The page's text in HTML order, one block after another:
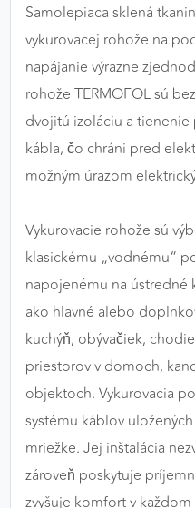
Samolepiaca sklená
vykurovacej rohože na
napájanie výrazne
rohože TERMOFOL sú
dvojitú izoláciu a
kábla, čo chráni pred
možným úrazom
Vykurovacie rohože sú
klasickému „vodnému“
napojenému na ústredné
ako hlavné alebo
kuchýň, obývačiek,
priestorov v domoch,
objektoch. Vykurovacia
systému káblov
mriežke. Jej inštalácia
zároveň poskytuje
zvyšuje komfort v
Google Ads
Poskytovateľ: